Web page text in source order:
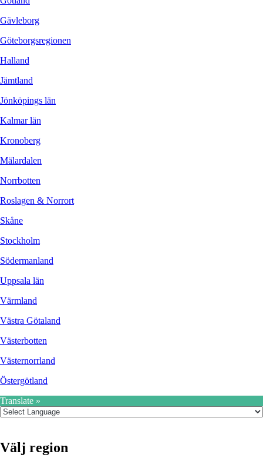
Gävleborg
Göteborgsregionen
Halland
Jämtland
Jönköpings län
Kalmar län
Kronoberg
Mälardalen
Norrbotten
Roslagen & Norrort
Skåne
Stockholm
Södermanland
Uppsala län
Värmland
Västra Götaland
Västerbotten
Västernorrland
Östergötland
Translate »
Välj region